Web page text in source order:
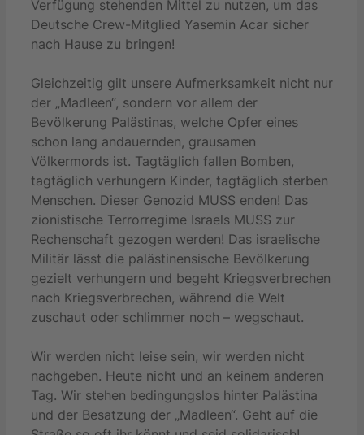
Verfügung stehenden Mittel zu nutzen, um das
Deutsche Crew-Mitglied Yasemin Acar sicher
nach Hause zu bringen!
Gleichzeitig gilt unsere Aufmerksamkeit nicht nur
der „Madleen“, sondern vor allem der
Bevölkerung Palästinas, welche Opfer eines
schon lang andauernden, grausamen
Völkermords ist. Tagtäglich fallen Bomben,
tagtäglich verhungern Kinder, tagtäglich sterben
Menschen. Dieser Genozid MUSS enden! Das
zionistische Terrorregime Israels MUSS zur
Rechenschaft gezogen werden! Das israelische
Militär lässt die palästinensische Bevölkerung
gezielt verhungern und begeht Kriegsverbrechen
nach Kriegsverbrechen, während die Welt
zuschaut oder schlimmer noch – wegschaut.
Wir werden nicht leise sein, wir werden nicht
nachgeben. Heute nicht und an keinem anderen
Tag. Wir stehen bedingungslos hinter Palästina
und der Besatzung der „Madleen“. Geht auf die